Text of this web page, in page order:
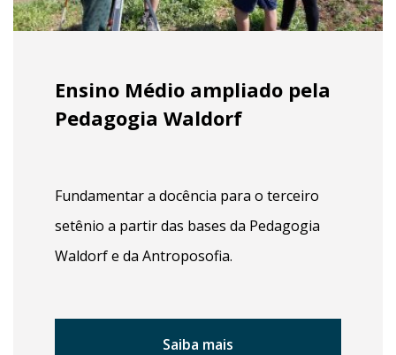
Ensino Médio ampliado pela
Pedagogia Waldorf
Fundamentar a docência para o terceiro
setênio a partir das bases da Pedagogia
Waldorf e da Antroposofia.
Saiba mais